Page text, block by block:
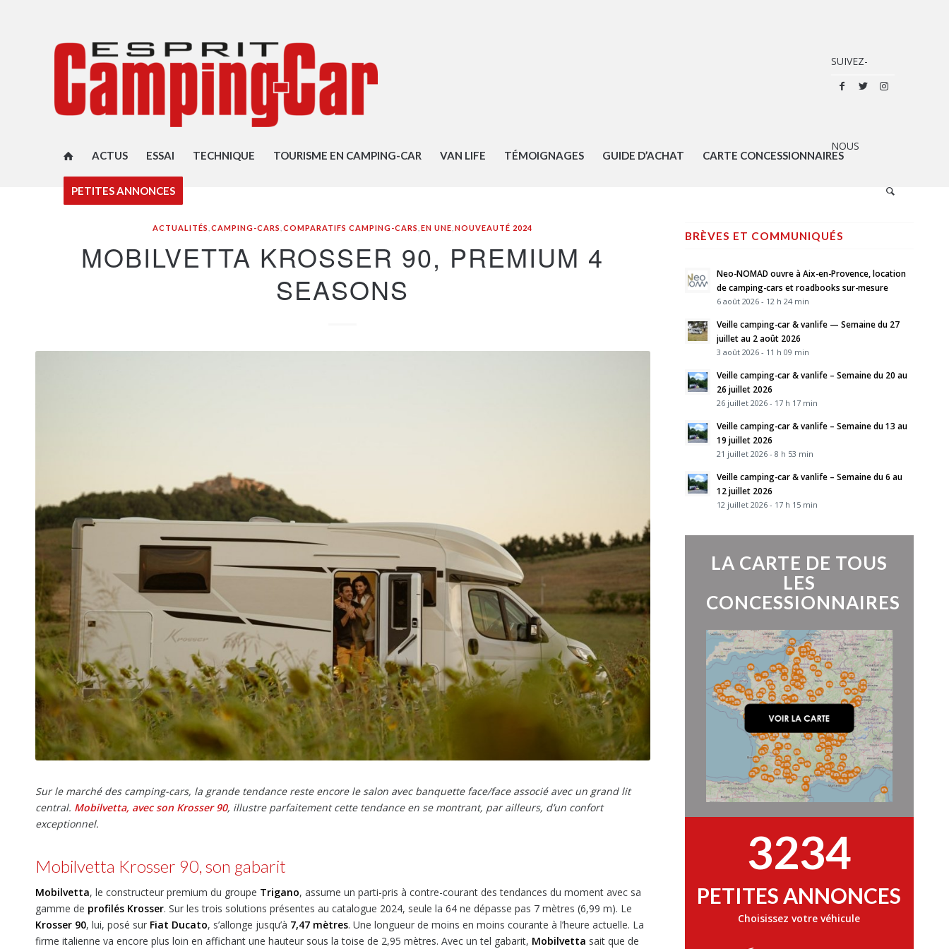
ACTUS ESSAI TECHNIQUE TOURISME EN CAMPING-CAR VAN LIFE TÉMOIGNAGES GUIDE D’ACHAT CARTE CONCESSIONNAIRES
PETITES ANNONCES
ACTUALITÉS ,CAMPING-CARS ,COMPARATIFS CAMPING-CARS ,EN UNE ,NOUVEAUTÉ 2024
MOBILVETTA KROSSER 90, PREMIUM 4
SEASONS
Sur le marché des camping-cars, la grande tendance reste encore le salon avec banquette face/face associé avec un grand lit
central. Mobilvetta, avec son Krosser 90, illustre parfaitement cette tendance en se montrant, par ailleurs, d’un confort
exceptionnel.
Mobilvetta Krosser 90, son gabarit
Mobilvetta, le constructeur premium du groupe Trigano, assume un parti-pris à contre-courant des tendances du moment avec sa
gamme de profilés Krosser. Sur les trois solutions présentes au catalogue 2024, seule la 64 ne dépasse pas 7 mètres (6,99 m). Le
Krosser 90, lui, posé sur Fiat Ducato, s’allonge jusqu’à 7,47 mètres. Une longueur de moins en moins courante à l’heure actuelle. La
firme italienne va encore plus loin en affichant une hauteur sous la toise de 2,95 mètres. Avec un tel gabarit, Mobilvetta sait que de
BRÈVES ET COMMUNIQUÉS
Neo-NOMAD ouvre à Aix-en-Provence, location
de camping-cars et roadbooks sur-mesure
6 août 2026 - 12 h 24 min
Veille camping-car & vanlife — Semaine du 27
juillet au 2 août 2026
3 août 2026 - 11 h 09 min
Veille camping-car & vanlife – Semaine du 20 au
26 juillet 2026
26 juillet 2026 - 17 h 17 min
Veille camping-car & vanlife – Semaine du 13 au
19 juillet 2026
21 juillet 2026 - 8 h 53 min
Veille camping-car & vanlife – Semaine du 6 au
12 juillet 2026
12 juillet 2026 - 17 h 15 min
LA CARTE DE TOUS
LES
CONCESSIONNAIRES
3234
PETITES ANNONCES
Choisissez votre véhicule